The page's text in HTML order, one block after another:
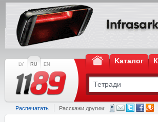
LV RU EN Kаталог
Распечатать Расскажи другим: